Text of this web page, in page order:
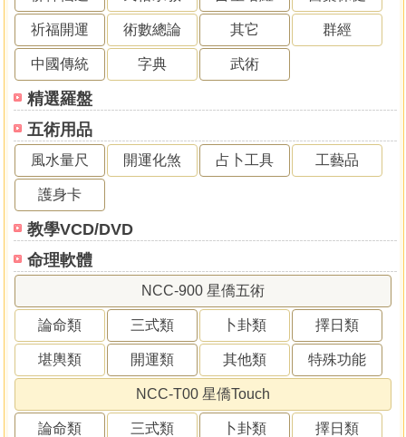
祈福開運 術數總論 其它 群經
中國傳統 字典 武術
精選羅盤
五術用品
風水量尺 開運化煞 占卜工具 工藝品
護身卡
教學VCD/DVD
命理軟體
NCC-900 星僑五術
論命類 三式類 卜卦類 擇日類
堪輿類 開運類 其他類 特殊功能
NCC-T00 星僑Touch
論命類 三式類 卜卦類 擇日類